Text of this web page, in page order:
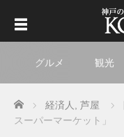
グルメ 観光
Home 経済人 芦屋
スーパーマーケット」